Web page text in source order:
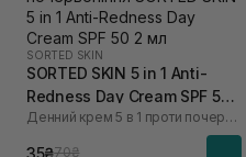
SORTED SKIN
SORTED SKIN 5 in 1 Anti-
Redness Day Cream SPF 50
2 мл
Денний крем 5 в 1 проти почервоніння
35₴70₴